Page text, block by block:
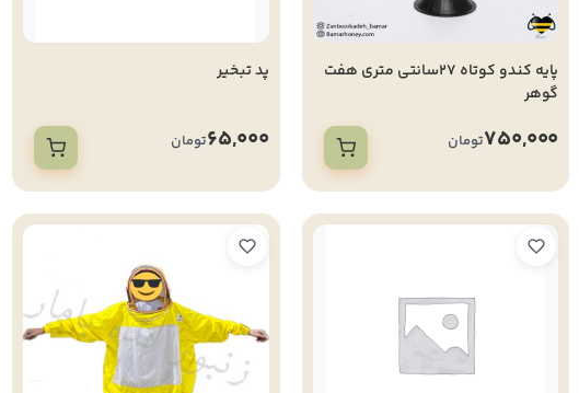
پایه کندو کوتاه 27سانتی متری هفت
گوهر
750,000تومان
پد تبخیر
65,000تومان